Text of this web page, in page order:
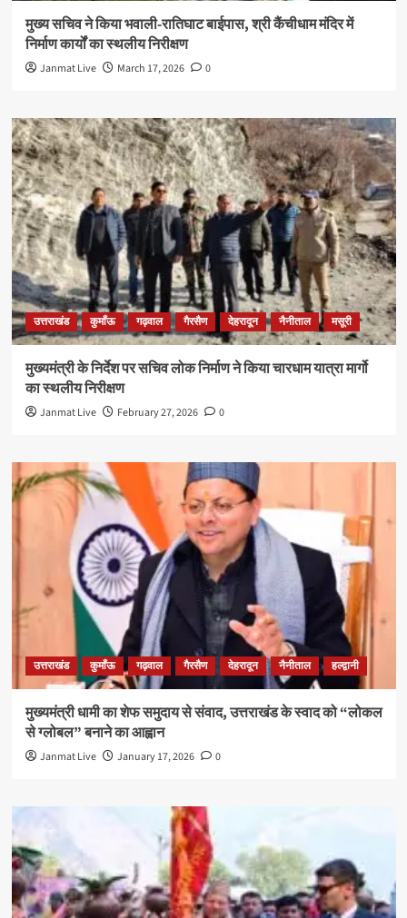
मुख्य सचिव ने किया भवाली-रातिघाट बाईपास, श्री कैंचीधाम मंदिर में
निर्माण कार्यों का स्थलीय निरीक्षण
Janmat Live March 17, 2026 0
उत्तराखंड कुमाँऊ गढ़वाल गैरसैण देहरादून नैनीताल मसूरी
मुख्यमंत्री के निर्देश पर सचिव लोक निर्माण ने किया चारधाम यात्रा मार्गो
का स्थलीय निरीक्षण
Janmat Live February 27, 2026 0
उत्तराखंड कुमाँऊ गढ़वाल गैरसैण देहरादून नैनीताल हल्द्वानी
मुख्यमंत्री धामी का शेफ समुदाय से संवाद, उत्तराखंड के स्वाद को “लोकल
से ग्लोबल” बनाने का आह्वान
Janmat Live January 17, 2026 0